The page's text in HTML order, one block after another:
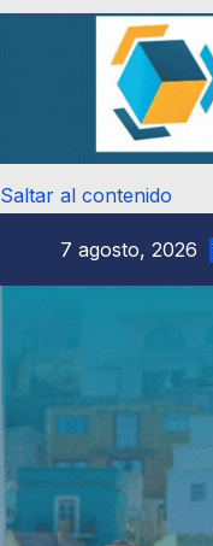
Saltar al contenido
7 agosto, 2026